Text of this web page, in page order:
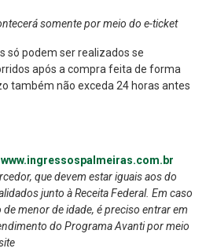
somente por meio do e-ticket
só podem ser realizados se
após a compra feita de forma
também não exceda 24 horas antes
www.ingressospalmeiras.com.br
que devem estar iguais aos do
junto à Receita Federal. Em caso
menor de idade, é preciso entrar em
do Programa Avanti por meio